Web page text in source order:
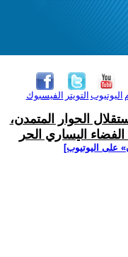
الفيسبوك التويتر اليوتيوب
الحوار المتمدن،
اليساري الحر
على اليوتيوب]